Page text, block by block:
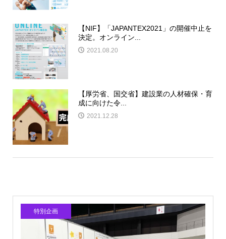
【NIF】「JAPANTEX2021」の開催中止を
決定。オンライン...
2021.08.20
【厚労省、国交省】建設業の人材確保・育
成に向けた令...
2021.12.28
特別企画